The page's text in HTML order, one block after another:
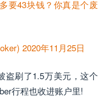
要43块钱？你真是个废
2020年11月25日
盗刷了1.5万美元，这个
行程也收进账户里!